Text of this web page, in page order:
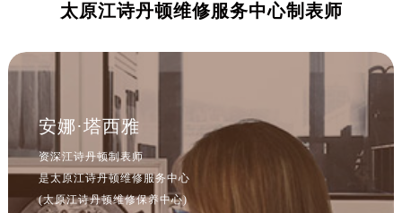
太原江诗丹顿维修服务中心制表师
安娜·塔西雅
资深江诗丹顿制表师
是太原江诗丹顿维修服务中心
(太原江诗丹顿维修保养中心)